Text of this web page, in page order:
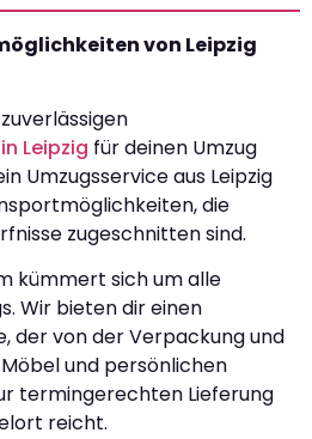
von Leipzig
Leipzig für deinen Umzug
Umzugsservice aus Leipzig
die
zugeschnitten sind.
kümmert sich um alle
Wir bieten dir einen
der von der Verpackung und
und persönlichen
termingerechten Lieferung
reicht.